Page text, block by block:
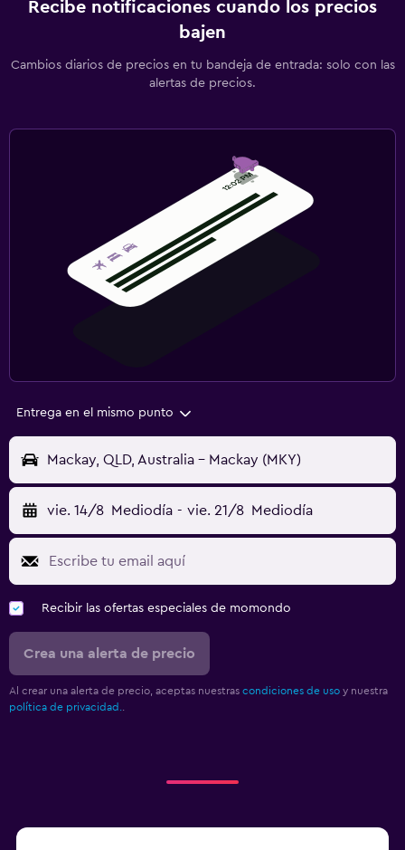
Recibe notificaciones cuando los precios
bajen
Cambios diarios de precios en tu bandeja de entrada: solo con las
alertas de precios.
Entrega en el mismo punto
Mackay, QLD, Australia - Mackay (MKY)
vie. 14/8 Mediodía - vie. 21/8 Mediodía
Recibir las ofertas especiales de momondo
Crea una alerta de precio
Al crear una alerta de precio, aceptas nuestras condiciones de uso y nuestra
política de privacidad..